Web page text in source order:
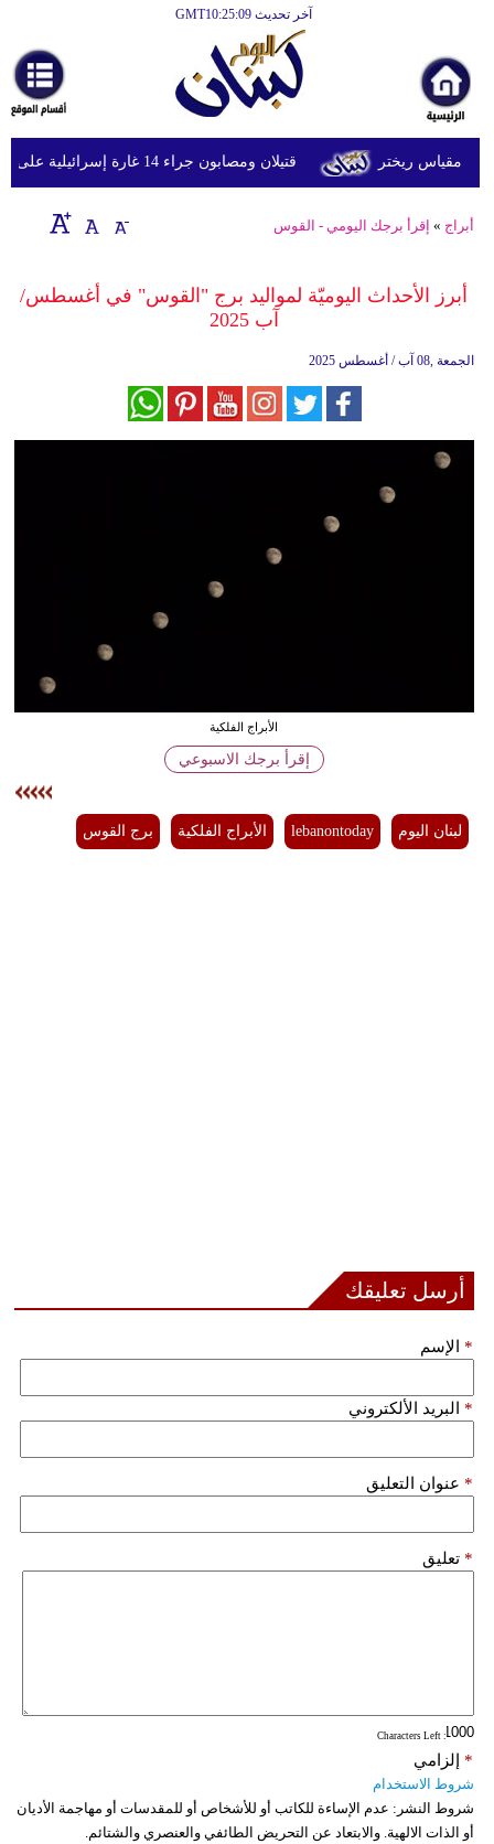
آخر تحديث GMT10:25:09
أخبارعاجلة
رياضة
ثقافة
إقتصاد
وموسيقى
تعليم
أزياء
إسلامية
قتيلان ومصابون جراء 14 غارة إسرائيلية على شرق وجنوب لبنان
أبراج » إقرأ برجك اليومي - القوس
أبرز الأحداث اليوميّة لمواليد برج "القوس" في أغسطس/
آب 2025
الجمعة ,08 آب / أغسطس 2025
الأبراج الفلكية
إقرأ برجك الاسبوعي
لبنان اليوم lebanontoday الأبراج الفلكية برج القوس
أرسل تعليقك
الإسم *
البريد الألكتروني *
عنوان التعليق *
تعليق *
: Characters Left
إلزامي *
شروط الاستخدام
شروط النشر: عدم الإساءة للكاتب أو للأشخاص أو للمقدسات أو مهاجمة الأديان
أو الذات الالهية. والابتعاد عن التحريض الطائفي والعنصري والشتائم.